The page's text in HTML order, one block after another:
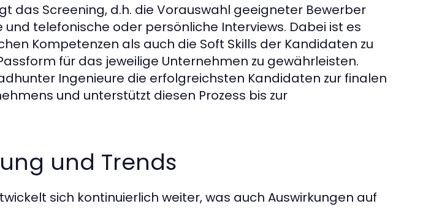
das Screening, d.h. die Vorauswahl geeigneter Bewerber
telefonische oder persönliche Interviews. Dabei ist es
Kompetenzen als auch die Soft Skills der Kandidaten zu
für das jeweilige Unternehmen zu gewährleisten.
Ingenieure die erfolgreichsten Kandidaten zur finalen
und unterstützt diesen Prozess bis zur
und Trends
sich kontinuierlich weiter, was auch Auswirkungen auf